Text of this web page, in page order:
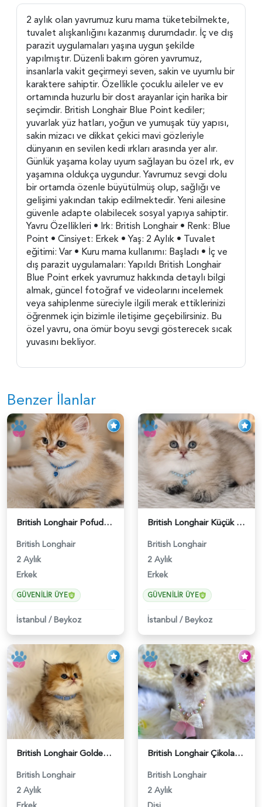
2 aylık olan yavrumuz kuru mama tüketebilmekte,
tuvalet alışkanlığını kazanmış durumdadır. İç ve dış
parazit uygulamaları yaşına uygun şekilde
yapılmıştır. Düzenli bakım gören yavrumuz,
insanlarla vakit geçirmeyi seven, sakin ve uyumlu bir
karaktere sahiptir. Özellikle çocuklu aileler ve ev
ortamında huzurlu bir dost arayanlar için harika bir
seçimdir. British Longhair Blue Point kediler;
yuvarlak yüz hatları, yoğun ve yumuşak tüy yapısı,
sakin mizacı ve dikkat çekici mavi gözleriyle
dünyanın en sevilen kedi ırkları arasında yer alır.
Günlük yaşama kolay uyum sağlayan bu özel ırk, ev
yaşamına oldukça uygundur. Yavrumuz sevgi dolu
bir ortamda özenle büyütülmüş olup, sağlığı ve
gelişimi yakından takip edilmektedir. Yeni ailesine
güvenle adapte olabilecek sosyal yapıya sahiptir.
Yavru Özellikleri • Irk: British Longhair • Renk: Blue
Point • Cinsiyet: Erkek • Yaş: 2 Aylık • Tuvalet
eğitimi: Var • Kuru mama kullanımı: Başladı • İç ve
dış parazit uygulamaları: Yapıldı British Longhair
Blue Point erkek yavrumuz hakkında detaylı bilgi
almak, güncel fotoğraf ve videolarını incelemek
veya sahiplenme süreciyle ilgili merak ettiklerinizi
öğrenmek için bizimle iletişime geçebilirsiniz. Bu
özel yavru, ona ömür boyu sevgi gösterecek sıcak
yuvasını bekliyor.
Benzer İlanlar
British Longhair Pofuduk Yakışıklımız - 6481
British Longhair
2 Aylık
Erkek
GÜVENILIR ÜYE
İstanbul /Beykoz
British Longhair Küçük Prens Yuva Arıyor - 6480
British Longhair
2 Aylık
Erkek
GÜVENILIR ÜYE
İstanbul /Beykoz
British Longhair Golden Erkek Yavrumuz - 5910
British Longhair
2 Aylık
British Longhair Çikolata Nadir Renk Göz Kamaştırıcı - 6117
British Longhair
2 Aylık